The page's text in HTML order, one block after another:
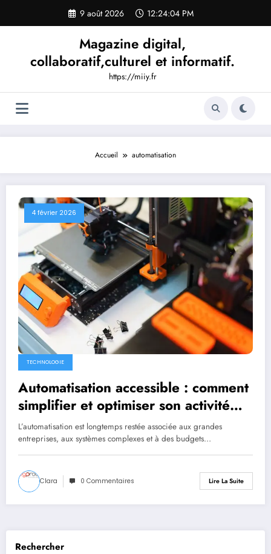
contenu
9 août 2026 12:24:05 PM
Magazine digital,
collaboratif,culturel et informatif.
https://miiy.fr
Accueil automatisation
4 février 2026
TECHNOLOGIE
Automatisation accessible : comment
simplifier et optimiser son activité
sans expertise technique
L’automatisation est longtemps restée associée aux grandes
entreprises, aux systèmes complexes et à des budgets…
Clara 0 Commentaires Lire La Suite
Rechercher